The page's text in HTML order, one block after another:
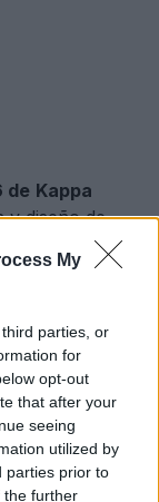
My
parties, or
for
opt-out
that after your
seeing
utilized by
parties prior to
the further
de Kappa
y diseño de
cambia la
base roja con
identidad